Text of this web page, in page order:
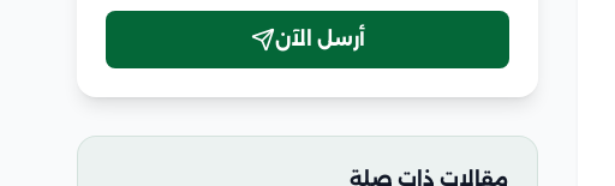
أرسل الآن
مقالات ذات صلة